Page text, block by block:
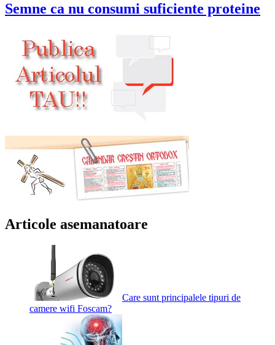
Semne ca nu consumi suficiente proteine
Articole asemanatoare
Care sunt principalele tipuri de
camere wifi Foscam?